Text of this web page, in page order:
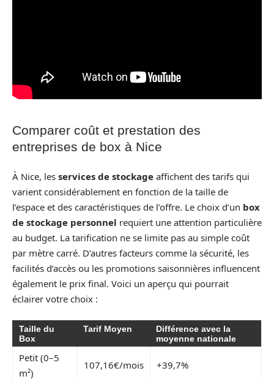
Comparer coût et prestation des
entreprises de box à Nice
À Nice, les services de stockage affichent des tarifs qui
varient considérablement en fonction de la taille de
l’espace et des caractéristiques de l’offre. Le choix d’un box
de stockage personnel requiert une attention particulière
au budget. La tarification ne se limite pas au simple coût
par mètre carré. D’autres facteurs comme la sécurité, les
facilités d’accès ou les promotions saisonnières influencent
également le prix final. Voici un aperçu qui pourrait
éclairer votre choix :
Taille du
Box
Tarif Moyen
Différence avec la
moyenne nationale
Petit (0–5
m²)
107,16€/mois +39,7%